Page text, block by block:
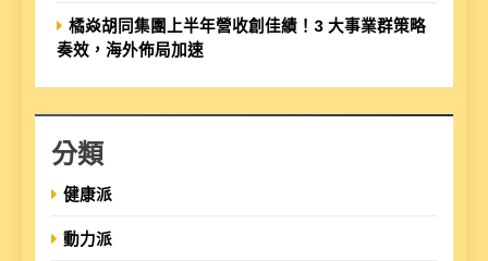
橘焱胡同集團上半年營收創佳績！3 大事業群策略
奏效，海外佈局加速
分類
健康派
動力派